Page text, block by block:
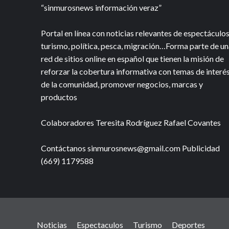
“sinmurosnews información veraz”
Portal en línea con noticias relevantes de
turismo, política, pesca, migración…Forma parte de
red de sitios online en español que tienen la misión de
reforzar la cobertura informativa con temas de interés
de la comunidad, promover negocios, marcas y
productos
Colaboradores Teresita Rodríguez Rafael Covantes
Contáctanos sinmurosnews@gmail.com Publicidad
(669) 1179588
Noticias Espectaculos Turismo Deportes